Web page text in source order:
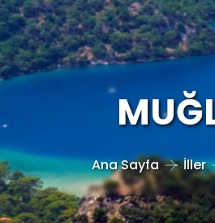
Ana Sayfa İller